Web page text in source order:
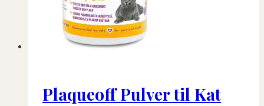
Plaqueoff Pulver til Kat